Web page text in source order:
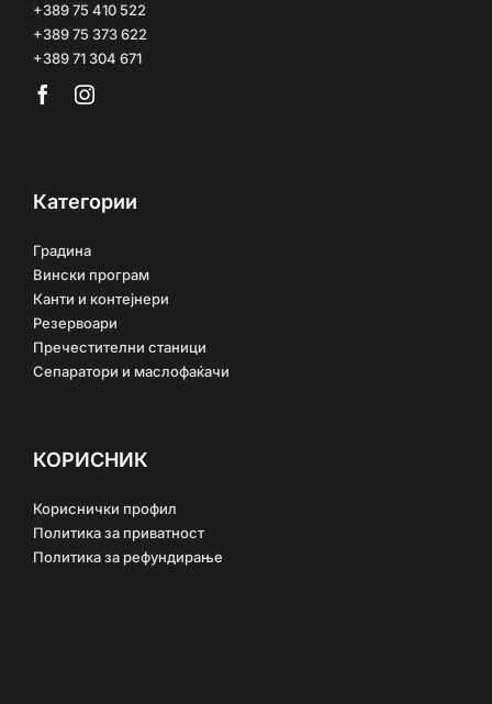
+389 75 410 522
+389 75 373 622
+389 71 304 671
Категории
Градина
Вински програм
Канти и контејнери
Резервоари
Пречестителни станици
Сепаратори и маслофаќачи
КОРИСНИК
Кориснички профил
Политика за приватност
Политика за рефундирање